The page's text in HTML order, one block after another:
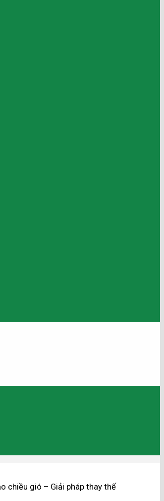
chiều gió – Giải pháp thay thế